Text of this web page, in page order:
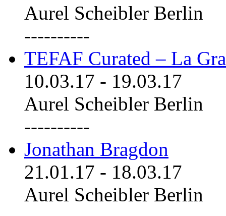
Aurel Scheibler Berlin
----------
TEFAF Curated – La
10.03.17 - 19.03.17
Aurel Scheibler Berlin
----------
Jonathan Bragdon
21.01.17 - 18.03.17
Aurel Scheibler Berlin